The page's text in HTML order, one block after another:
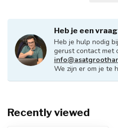
Heb je een
Heb je hulp nodig
gerust contact met
We zijn er om je te
Recently viewed